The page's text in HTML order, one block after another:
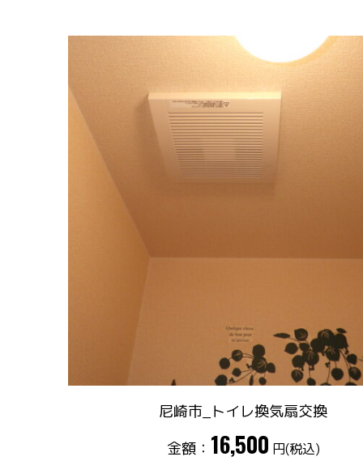
尼崎市_トイレ換気扇交換
金額： 16,500 円(税込)